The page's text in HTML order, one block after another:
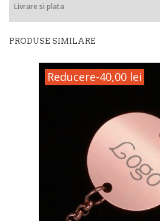
Livrare si plata
PRODUSE SIMILARE
Reducere-40,00 lei